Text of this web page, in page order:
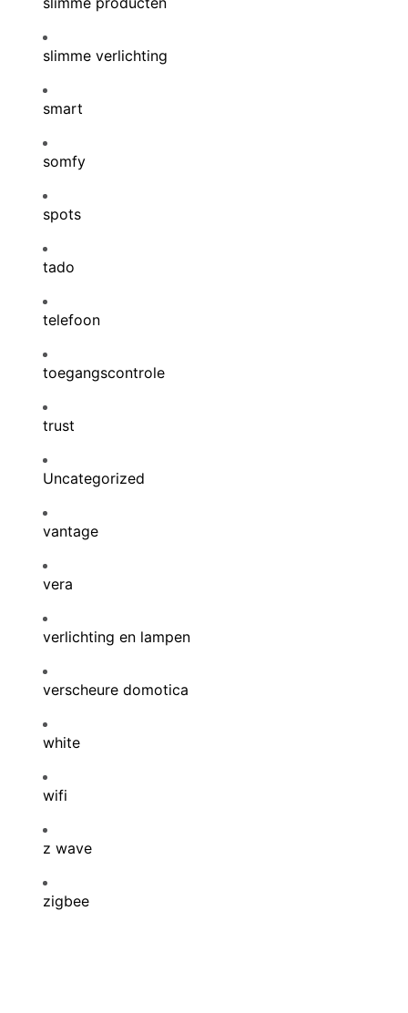
slimme verlichting
smart
somfy
spots
tado
telefoon
toegangscontrole
trust
Uncategorized
vantage
vera
verlichting en lampen
verscheure domotica
white
wifi
z wave
zigbee